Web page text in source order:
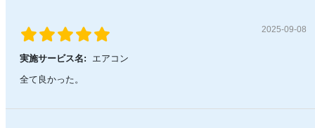
2025-09-08
実施サービス名:
エアコン
全て良かった。